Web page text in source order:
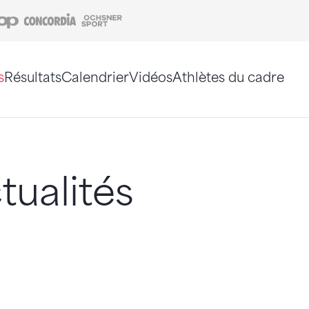
Coop Concordia
RésultatsCalendrierVidéosAthlètes du cadre